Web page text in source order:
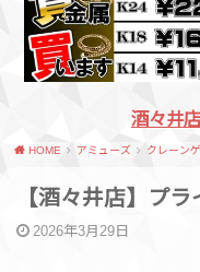
酒々井店
HOME アミューズ クレーン
【​酒々井店】​プ
2026年3月29日